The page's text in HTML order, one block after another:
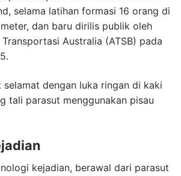
selama latihan formasi 16 orang di
dan baru dirilis publik oleh
Australia (ATSB) pada
selamat dengan luka ringan di kaki
tali parasut menggunakan pisau
kejadian, berawal dari parasut